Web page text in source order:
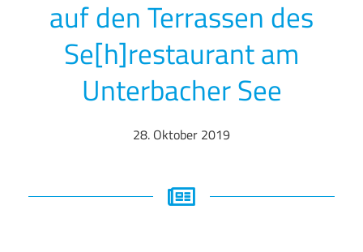
auf den Terrassen des
Se[h]restaurant am
Unterbacher See
28. Oktober 2019